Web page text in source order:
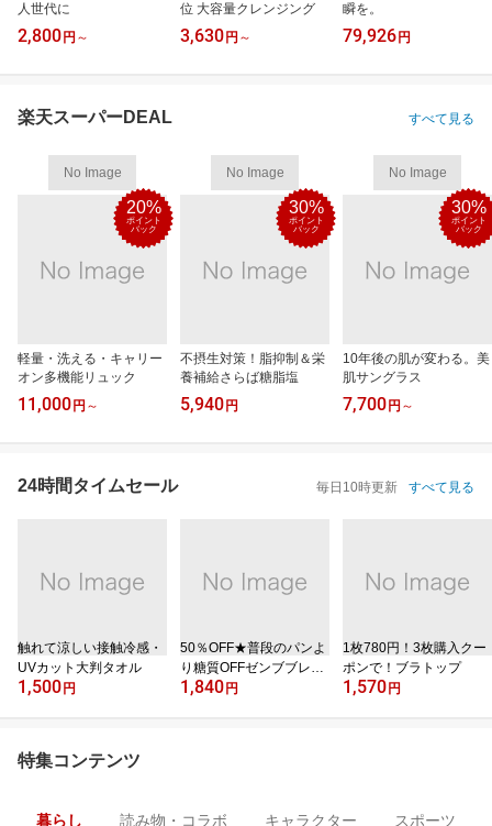
人世代に
2,800 円 ～
位 大容量クレンジング
3,630 円 ～
瞬を。
79,926 円
楽天スーパーDEAL すべて見る
No Image
20%
ポイント
バック
軽量・洗える・キャリー
オン多機能リュック
11,000 円 ～
No Image
30%
ポイント
バック
不摂生対策！脂抑制＆栄
養補給さらば糖脂塩
5,940 円
No Image
30%
ポイント
バック
10年後の肌が変わる。美
肌サングラス
7,700 円 ～
24時間タイムセール 毎日10時更新 すべて見る
触れて涼しい接触冷感・
UVカット大判タオル
1,500 円
50％OFF★普段のパンよ
り糖質OFFゼンブブレッ
ド
1,840 円
1枚780円！3枚購入クー
ポンで！ブラトップ
1,570 円
特集コンテンツ
暮らし 読み物・コラボ キャラクター スポーツ